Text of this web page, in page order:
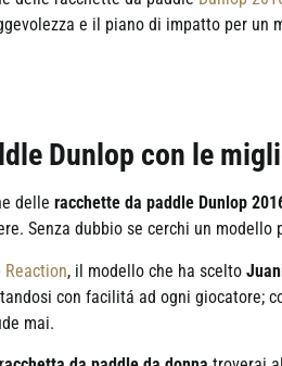
e il piano di impatto per un
Dunlop con le
delle racchette da paddle Dunlop
Senza dubbio se cerchi un
Reaction, il modello che ha scelto
con facilitá ad ogni giocatore;
mai.